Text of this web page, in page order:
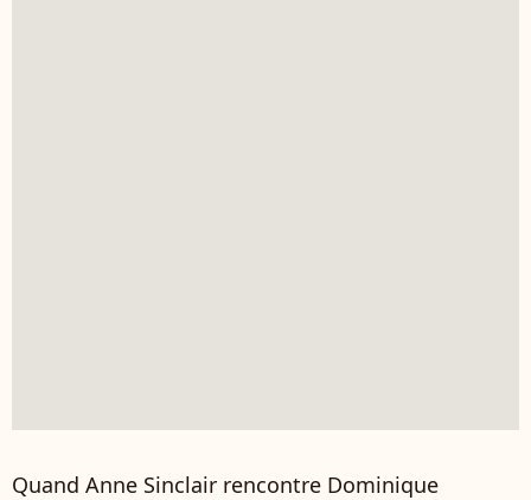
Quand Anne Sinclair rencontre Dominique